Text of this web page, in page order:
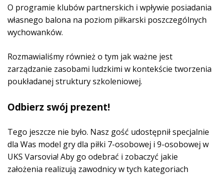
y
c
h
O programie klubów partnerskich i wpływie posiadania
własnego balona na poziom piłkarski poszczególnych
wychowanków.
Rozmawialiśmy również o tym jak ważne jest
zarządzanie zasobami ludzkimi w kontekście tworzenia
poukładanej struktury szkoleniowej.
Odbierz swój prezent!
Tego jeszcze nie było. Nasz gość udostępnił specjalnie
dla Was model gry dla piłki 7-osobowej i 9-osobowej w
UKS Varsovia! Aby go odebrać i zobaczyć jakie
założenia realizują zawodnicy w tych kategoriach